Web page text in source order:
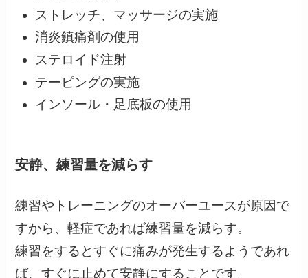
ストレッチ、マッサージの実施
消炎鎮痛剤の使用
ステロイド注射
テーピングの実施
インソール・足底板の使用
安静、練習量を減らす
練習やトレーニングのオーバーユースが原因で
すから、軽症であれば練習量を減らす。
練習をするとすぐに痛みが発生するようであれ
ば、すぐに止めて安静にすることです。